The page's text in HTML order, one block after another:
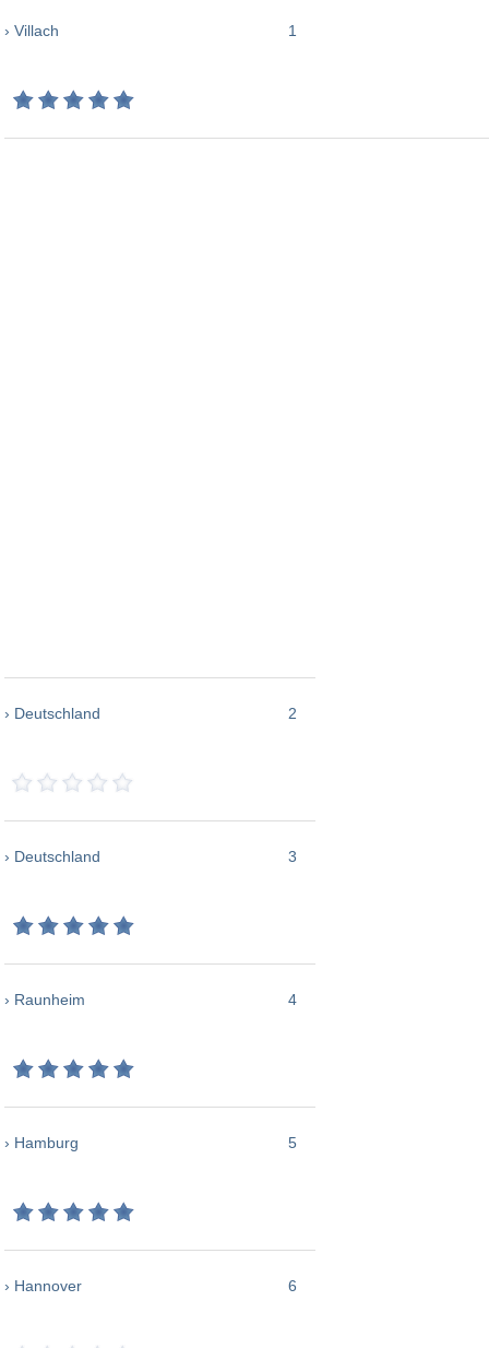
› Villach 1
› Deutschland 2
› Deutschland 3
› Raunheim 4
› Hamburg 5
› Hannover 6